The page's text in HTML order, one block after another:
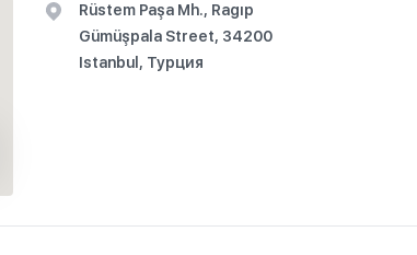
Rüstem Paşa Mh., Ragıp
Gümüşpala Street, 34200
Istanbul, Турция